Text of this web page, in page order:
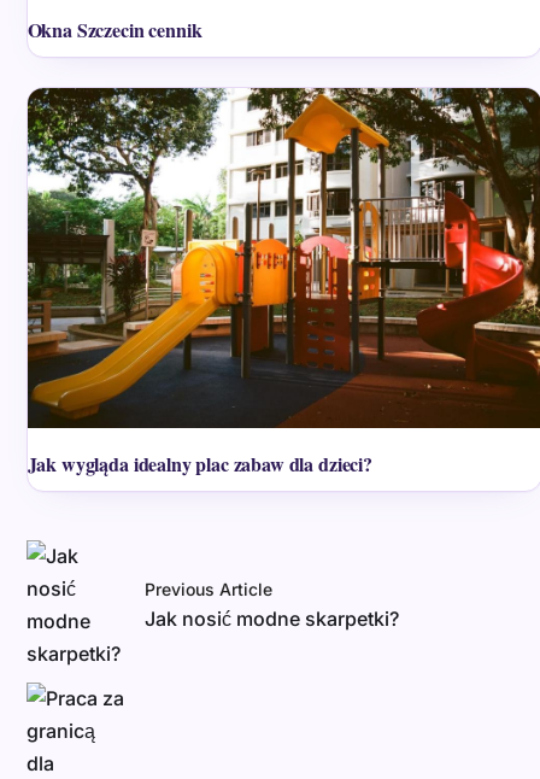
Okna Szczecin cennik
Jak wygląda idealny plac zabaw dla dzieci?
Previous Article
Jak nosić modne skarpetki?